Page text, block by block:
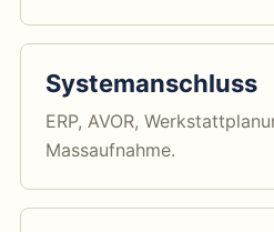
Systemanschluss
ERP, AVOR,
Massaufnahme.